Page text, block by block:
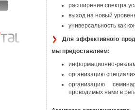
расширение спектра
выход на новый
универсальность как
Для эффективного
мы предоставляем:
информационно-
организацию
организацию
проводимых нами в